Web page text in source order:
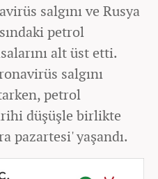
salgını ve Rusya
petrol
alt üst etti.
salgını
petrol
düşüşle birlikte
pazartesi' yaşandı.